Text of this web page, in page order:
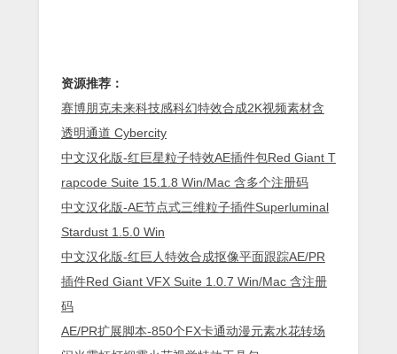
资源推荐：
赛博朋克未来科技感科幻特效合成2K视频素材含
透明通道 Cybercity
中文汉化版-红巨星粒子特效AE插件包Red Giant T
rapcode Suite 15.1.8 Win/Mac 含多个注册码
中文汉化版-AE节点式三维粒子插件Superluminal
Stardust 1.5.0 Win
中文汉化版-红巨人特效合成抠像平面跟踪AE/PR
插件Red Giant VFX Suite 1.0.7 Win/Mac 含注册
码
AE/PR扩展脚本-850个FX卡通动漫元素水花转场